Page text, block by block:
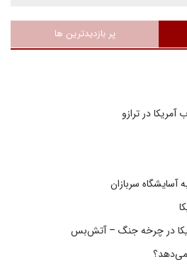
پر بازدیدترین ها
در ترازو
آسایشگاه سربازان
در چرخه جنگ – آتش‌بس